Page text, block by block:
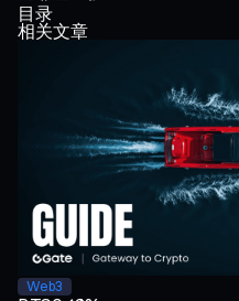
目录
相关文章
Web3